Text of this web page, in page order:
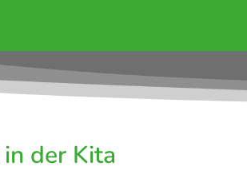
der Kita